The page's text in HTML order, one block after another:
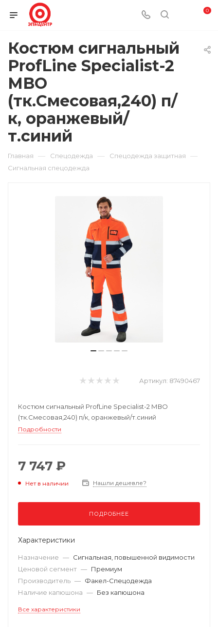
0
Костюм сигнальный
ProfLine Specialist-2
МВО
(тк.Смесовая,240) п/
к, оранжевый/
т.синий
Главная — Спецодежда — Спецодежда защитная —
Сигнальная спецодежда
Артикул: 87490467
Костюм сигнальный ProfLine Specialist-2 МВО
(тк.Смесовая,240) п/к, оранжевый/т.синий
Подробности
7 747 ₽
Нет в наличии Нашли дешевле?
ПОДРОБНЕЕ
Характеристики
Назначение — Сигнальная, повышенной видимости
Ценовой сегмент — Премиум
Производитель — Факел-Спецодежда
Наличие капюшона — Без капюшона
Все характеристики